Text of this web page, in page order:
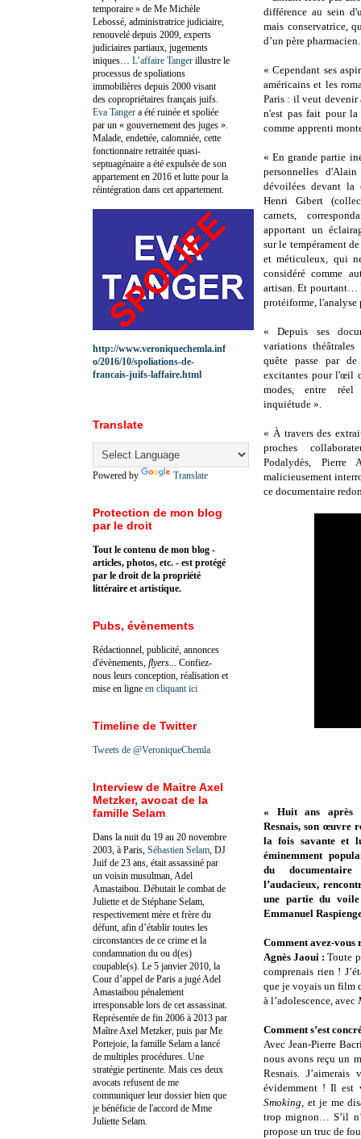
différence au sein
mais conservatrice,
d’un père
« Cependant ses
américains et les
Paris : il veut devenir
n'est pas fait pour
comme apprenti
« En grande partie
personnelles
dévoilées devant la
Henri Gibert
carnets,
apportant un
sur le tempérament
et méticuleux, qui
considéré comme
artisan. Et pourtant…
protéiforme, l'analyse
« Depuis ses
variations
quête passe par de
excitantes pour l'œil
modes, entre
inquiétude ».
« À travers des
proches
Podalydès, Pierre
malicieusement
ce documentaire
« Huit ans après
Resnais, son œuvre
la fois savante et
éminemment
du
l’audacieux,
une partie du
Emmanuel
Comment avez-vous
Agnès Jaoui : Toute
comprenais rien !
que je voyais un film
à l’adolescence, avec
Comment s’est
Avec Jean-Pierre
nous avons reçu un
Resnais.
évidemment ! Il est
Smoking, et je me
trop mignon… S’il
propose un truc de
temporaire » de Me Michèle
Lebossé, administratrice judiciaire,
renouvelé depuis 2009, experts
judiciaires partiaux, jugements
iniques… L’affaire Tanger illustre le
processus de spoliations
immobilières depuis 2000 visant
des copropriétaires français juifs.
Eva Tanger a été ruinée et spoliée
par un « gouvernement des juges ».
Malade, endettée, calomniée, cette
fonctionnaire retraitée quasi-
septuagénaire a été expulsée de son
appartement en 2016 et lutte pour la
réintégration dans cet appartement.
http://www.veroniquechemla.inf
o/2016/10/spoliations-de-
francais-juifs-laffaire.html
Translate
Powered by Translate
Protection de mon blog
par le droit
Tout le contenu de mon blog -
articles, photos, etc. - est protégé
par le droit de la propriété
littéraire et artistique.
Pubs, évènements
Rédactionnel, publicité, annonces
d'évènements, flyers ... Confiez-
nous leurs conception, réalisation et
mise en ligne en cliquant ici
Timeline de Twitter
Tweets de @VeroniqueChemla
Interview de Maitre Axel
Metzker, avocat de la
famille Selam
Dans la nuit du 19 au 20 novembre
2003, à Paris, Sébastien Selam , DJ
Juif de 23 ans, était assassiné par
un voisin musulman, Adel
Amastaibou. Débutait le combat de
Juliette et de Stéphane Selam,
respectivement mère et frère du
défunt, afin d’établir toutes les
circonstances de ce crime et la
condamnation du ou d(es)
coupable(s). Le 5 janvier 2010, la
Cour d’appel de Paris a jugé Adel
Amastaibou pénalement
irresponsable lors de cet assassinat.
Représentée de fin 2006 à 2013 par
Maître Axel Metzker, puis par Me
Portejoie, la famille Selam a lancé
de multiples procédures. Une
stratégie pertinente. Mais ces deux
avocats refusent de me
communiquer leur dossier bien que
je bénéficie de l'accord de Mme
Juliette Selam.